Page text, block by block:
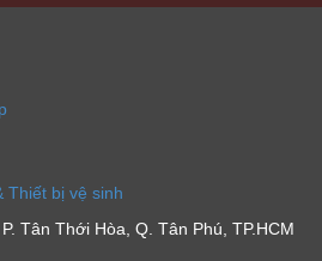
Thiết bị vệ sinh
Tân Thới Hòa, Q. Tân Phú, TP.HCM